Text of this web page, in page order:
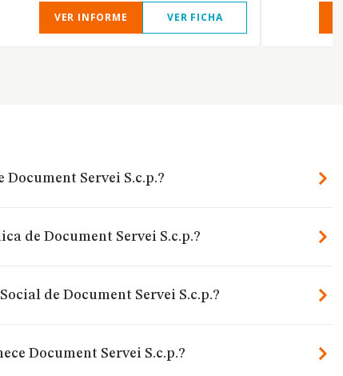
VER INFORME VER FICHA
Document Servei S.c.p.?
de Document Servei S.c.p.?
de Document Servei S.c.p.?
Document Servei S.c.p.?